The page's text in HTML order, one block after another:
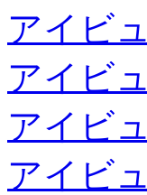
アイビ
アイビ
アイビ
アイビ